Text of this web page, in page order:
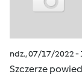
ndz., 07/17/2022 -
Szczerze